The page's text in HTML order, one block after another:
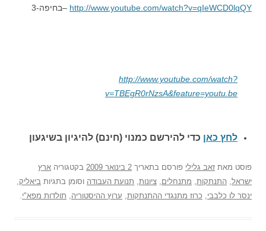
http://www.youtube.com/watch?v=qIeWCD0lqQY –בחיפה-3
http://www.youtube.com/watch?
v=TBEgR0rNzsA&feature=youtu.be
לחץ כאן כדי להירשם כמנוי (חינם) להיגיון בשיגעון
פוסט מאת זאב גלילי פורסם בתאריך 2 בינואר 2009 בקטגוריה ארץ
ישראל, התנתקות, מתנחלים, ציונות, תנועת העבודה וסומן בתגיות ביאליק,
ינסר לו כלבבי, כרוז מתנגדי ההתנתקות, ערוץ ההיסטוריה, תולדות מפא"י.